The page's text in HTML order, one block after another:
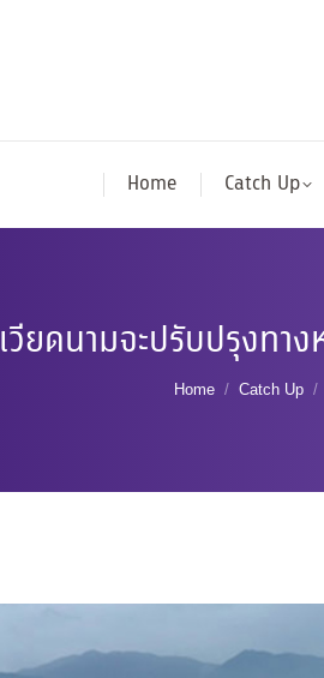
Home Catch Up
เวียดนามจะปรับปรุงทา
You are here:
Home Catch Up